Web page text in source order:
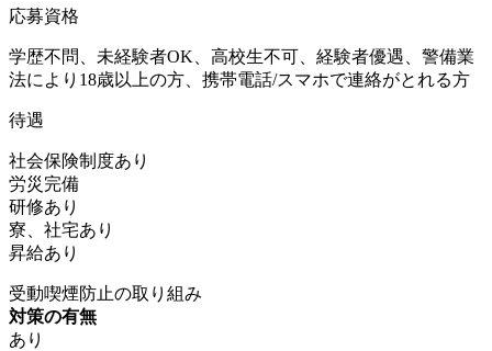
応募資格
学歴不問、未経験者OK、高校生不可、経験者優遇、警備業
法により18歳以上の方、携帯電話/スマホで連絡がとれる方
待遇
社会保険制度あり
労災完備
研修あり
寮、社宅あり
昇給あり
受動喫煙防止の取り組み
対策の有無
あり